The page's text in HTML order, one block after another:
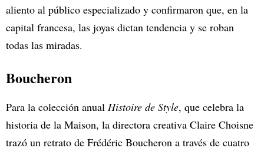
aliento al público especializado y confirmaron que, en la
capital francesa, las joyas dictan tendencia y se roban
todas las miradas.
Boucheron
Para la colección anual Histoire de Style, que celebra la
historia de la Maison, la directora creativa Claire Choisne
trazó un retrato de Frédéric Boucheron a través de cuatro